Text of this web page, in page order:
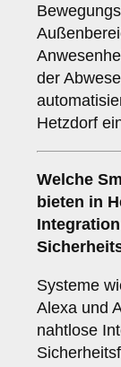
der
Hetzdorf
Welche
bieten in
Systeme
Alexa und
nahtlose